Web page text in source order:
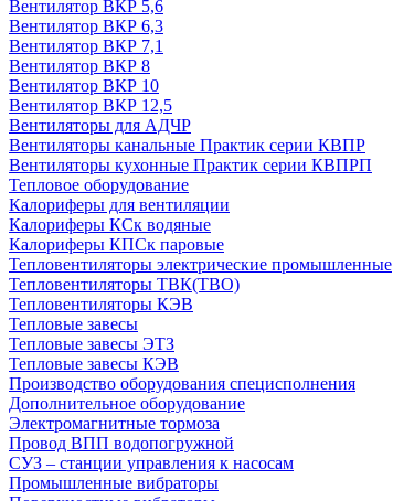
Вентилятор ВКР 5,6
Вентилятор ВКР 6,3
Вентилятор ВКР 7,1
Вентилятор ВКР 8
Вентилятор ВКР 10
Вентилятор ВКР 12,5
Вентиляторы для АДЧР
Вентиляторы канальные Практик серии КВПР
Вентиляторы кухонные Практик серии КВПРП
Тепловое оборудование
Калориферы для вентиляции
Калориферы КСк водяные
Калориферы КПСк паровые
Тепловентиляторы электрические промышленные
Тепловентиляторы ТВК(ТВО)
Тепловентиляторы КЭВ
Тепловые завесы
Тепловые завесы ЭТЗ
Тепловые завесы КЭВ
Производство оборудования специсполнения
Дополнительное оборудование
Электромагнитные тормоза
Провод ВПП водопогружной
СУЗ – станции управления к насосам
Промышленные вибраторы